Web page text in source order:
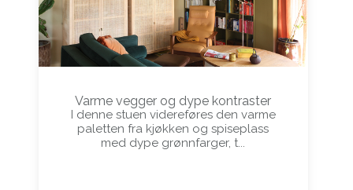
Varme vegger og dype kontraster
I denne stuen videreføres den varme
paletten fra kjøkken og spiseplass
med dype grønnfarger, t...